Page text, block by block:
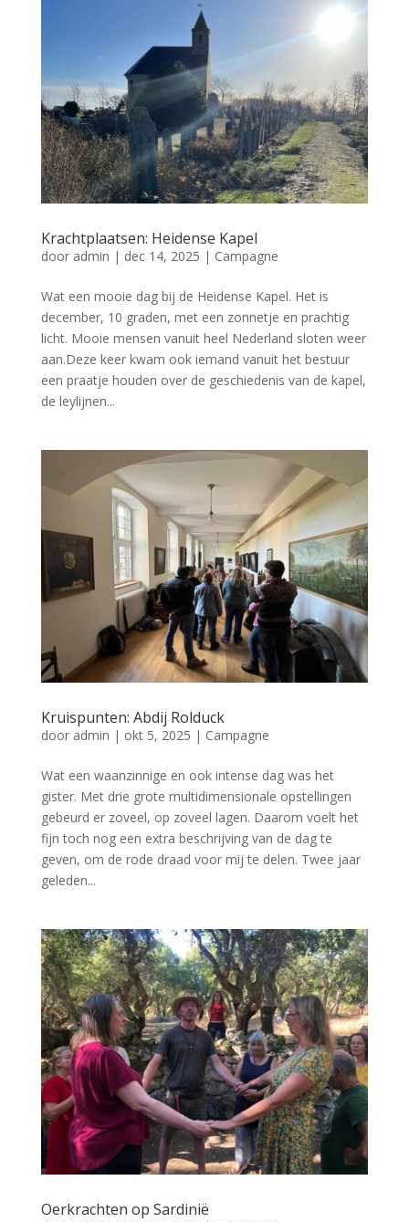
Krachtplaatsen: Heidense Kapel
door admin | dec 14, 2025 | Campagne
Wat een mooie dag bij de Heidense Kapel. Het is
december, 10 graden, met een zonnetje en prachtig
licht. Mooie mensen vanuit heel Nederland sloten weer
aan.Deze keer kwam ook iemand vanuit het bestuur
een praatje houden over de geschiedenis van de kapel,
de leylijnen...
Kruispunten: Abdij Rolduck
door admin | okt 5, 2025 | Campagne
Wat een waanzinnige en ook intense dag was het
gister. Met drie grote multidimensionale opstellingen
gebeurd er zoveel, op zoveel lagen. Daarom voelt het
fijn toch nog een extra beschrijving van de dag te
geven, om de rode draad voor mij te delen. Twee jaar
geleden...
Oerkrachten op Sardinië